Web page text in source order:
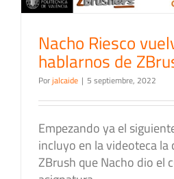
Nacho Riesco
hablarnos de
Porjalcaide | 5 septiembre, 2022
Empezando ya el
incluyo en la videoteca la
ZBrush que Nacho dio el